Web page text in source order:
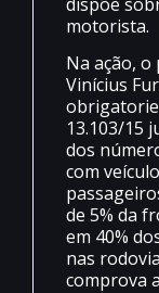
motorista.
Na ação, o
Vinícius
13.103/15
dos
com
de 5% da
em 40%
nas
comprova